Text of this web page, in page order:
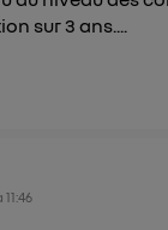
sur 3 ans....
11:46